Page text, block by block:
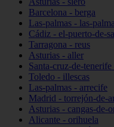
Barcelona - berga
Las-palmas - las-
Cádiz - el-puerto-de-
Tarragona - reus
Asturias - aller
Santa-cruz-de-
Toledo - illescas
Las-palmas - arrecife
Madrid - torrejón-de-
Asturias - cangas-de-
Alicante - orihuela